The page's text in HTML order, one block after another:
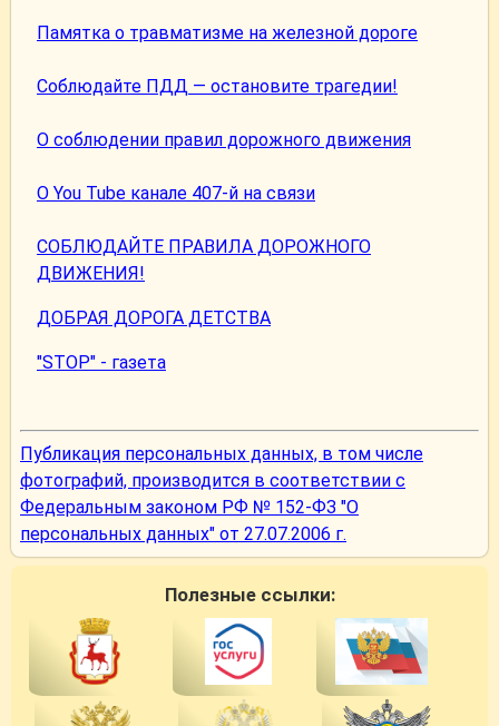
Памятка о травматизме на железной дороге
Соблюдайте ПДД — остановите трагедии!
О соблюдении правил дорожного движения
О You Tube канале 407-й на связи
СОБЛЮДАЙТЕ ПРАВИЛА ДОРОЖНОГО
ДВИЖЕНИЯ!
ДОБРАЯ ДОРОГА ДЕТСТВА
"STOP" - газета
Публикация персональных данных, в том числе
фотографий, производится в соответствии с
Федеральным законом РФ № 152-ФЗ "О
персональных данных" от 27.07.2006 г.
Полезные ссылки: